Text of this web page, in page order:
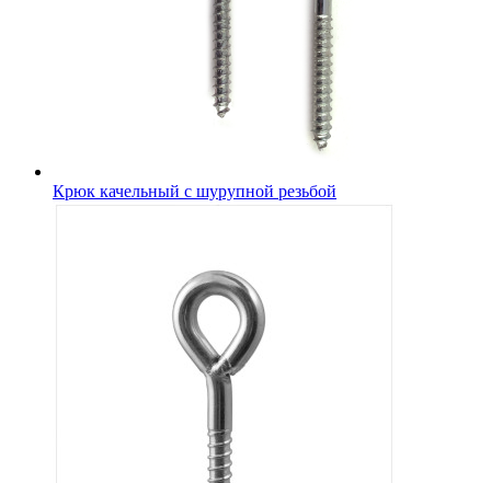
Крюк качельный с шурупной резьбой